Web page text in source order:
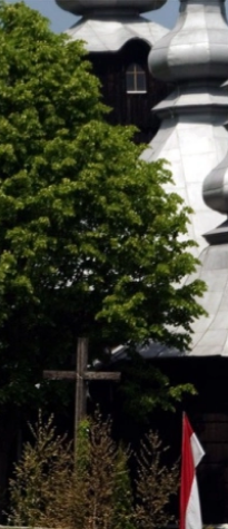
Niesłyszących
Zawodowe
Specjalne
rekolekcyjne
wypoczynkowe